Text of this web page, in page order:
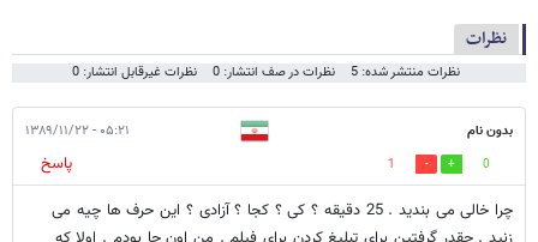
نظرات
نظرات منتشر شده: 5 نظرات در صف انتشار: 0 نظرات غیرقابل انتشار: 0
بدون نام ۰۵:۲۱ - ۱۳۸۹/۱۱/۲۲
0
1
پاسخ
چرا خالی می بندید . 25 دقیقه ؟ کی ؟ کجا ؟ آزادی ؟ این حرف ها چیه می